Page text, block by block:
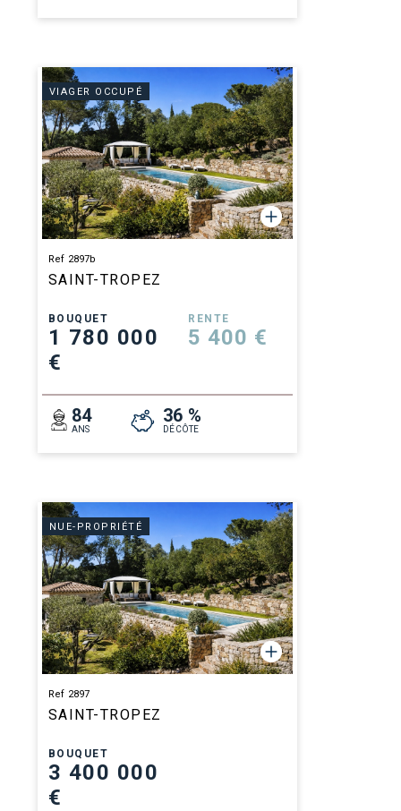
VIAGER OCCUPÉ
Ref 2897b
SAINT-TROPEZ
BOUQUET
1 780 000
€
RENTE
5 400 €
84
ANS
36 %
DÉCÔTE
NUE-PROPRIÉTÉ
Ref 2897
SAINT-TROPEZ
BOUQUET
3 400 000
€